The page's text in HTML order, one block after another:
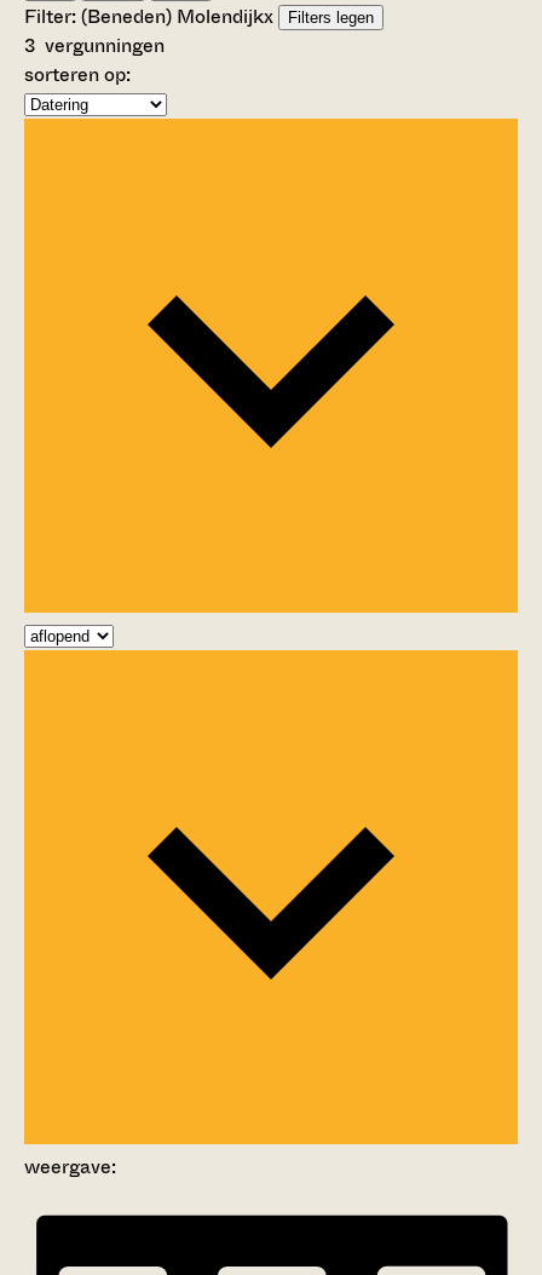
Filter:(Beneden) Molendijkx Filters legen
3 vergunningen
sorteren op:
weergave: